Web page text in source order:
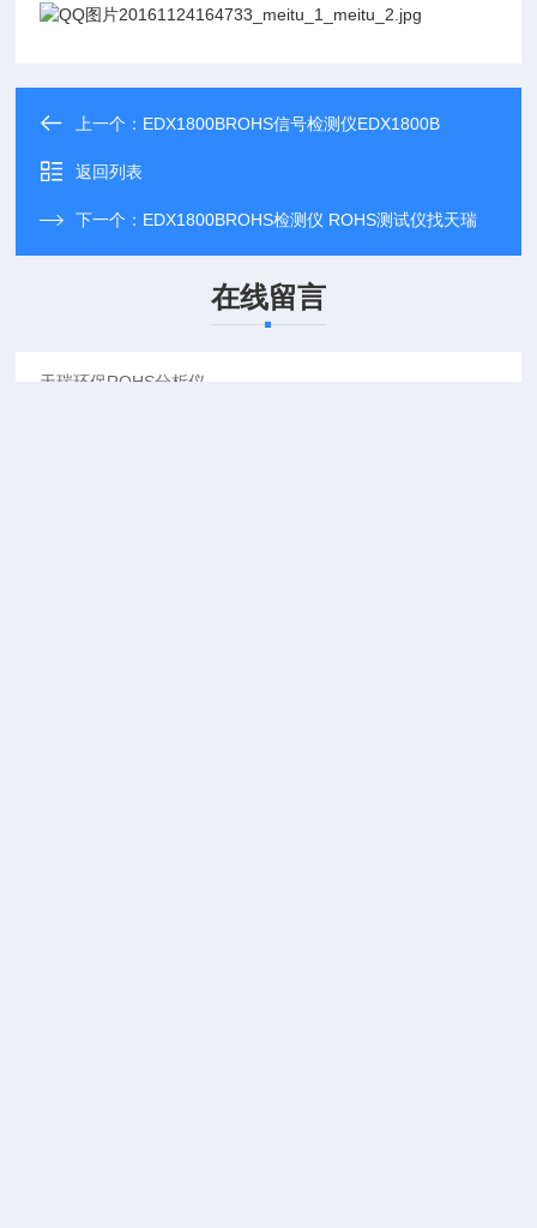
上一个： EDX1800BROHS信号检测仪EDX1800B
返回列表
下一个： EDX1800BROHS检测仪 ROHS测试仪找天瑞
在线留言